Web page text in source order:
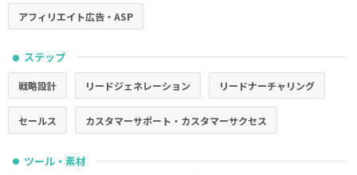
アフィリエイト広告・ASP
● ステップ
戦略設計 リードジェネレーション リードナーチャリング
セールス カスタマーサポート・カスタマーサクセス
● ツール・素材